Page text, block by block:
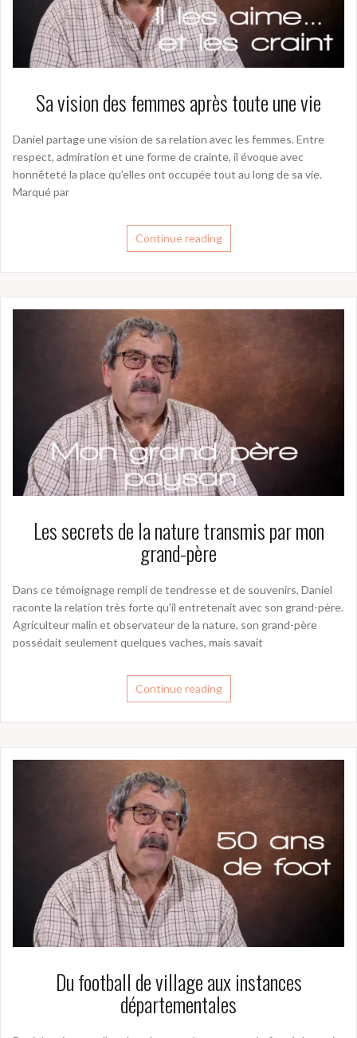
Sa vision des femmes après toute une vie
Daniel partage une vision de sa relation avec les femmes. Entre
respect, admiration et une forme de crainte, il évoque avec
honnêteté la place qu’elles ont occupée tout au long de sa vie.
Marqué par
Continue reading
Les secrets de la nature transmis par mon
grand-père
Dans ce témoignage rempli de tendresse et de souvenirs, Daniel
raconte la relation très forte qu’il entretenait avec son grand-père.
Agriculteur malin et observateur de la nature, son grand-père
possédait seulement quelques vaches, mais savait
Continue reading
Du football de village aux instances
départementales